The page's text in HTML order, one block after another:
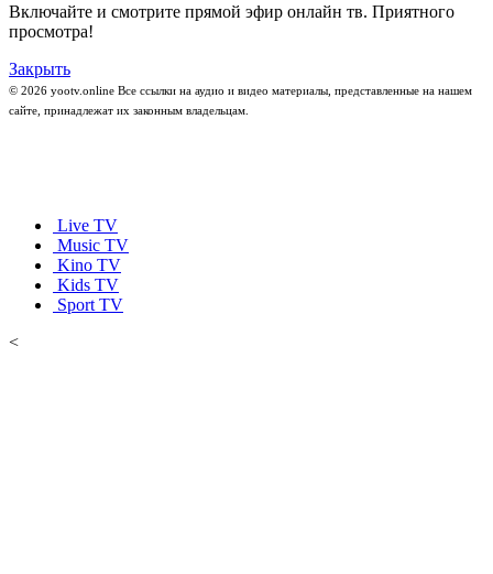
Включайте и смотрите прямой эфир онлайн тв. Приятного
просмотра!
Закрыть
© 2026 yootv.online Все ссылки на аудио и видео материалы, представленные на нашем
сайте, принадлежат их законным владельцам.
Live TV
Music TV
Kino TV
Kids TV
Sport TV
<